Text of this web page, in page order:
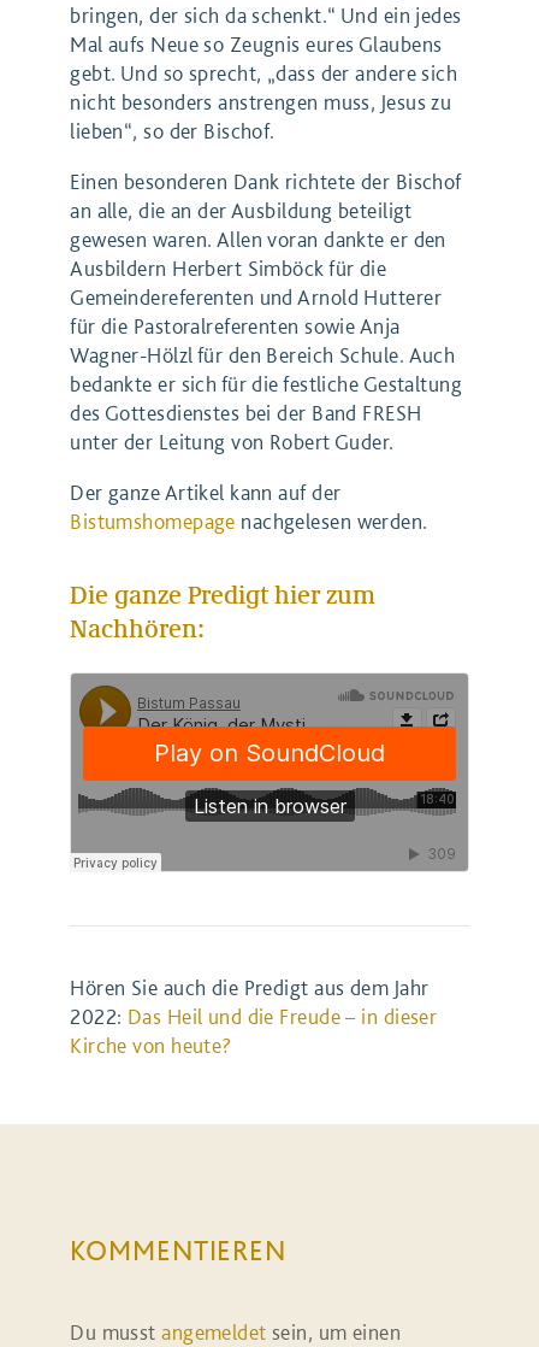
bringen, der sich da schenkt.“ Und ein jedes
Mal aufs Neue so Zeugnis eures Glaubens
gebt. Und so sprecht, „dass der andere sich
nicht besonders anstrengen muss, Jesus zu
lieben“, so der Bischof.
Einen besonderen Dank richtete der Bischof
an alle, die an der Ausbildung beteiligt
gewesen waren. Allen voran dankte er den
Ausbildern Herbert Simböck für die
Gemeindereferenten und Arnold Hutterer
für die Pastoralreferenten sowie Anja
Wagner-Hölzl für den Bereich Schule. Auch
bedankte er sich für die festliche Gestaltung
des Gottesdienstes bei der Band FRESH
unter der Leitung von Robert Guder.
Der ganze Artikel kann auf der
Bistumshomepage nachgelesen werden.
Die ganze Predigt hier zum
Nachhören:
Hören Sie auch die Predigt aus dem Jahr
2022: Das Heil und die Freude – in dieser
Kirche von heute?
KOMMENTIEREN
Du musstangemeldet sein, um einen